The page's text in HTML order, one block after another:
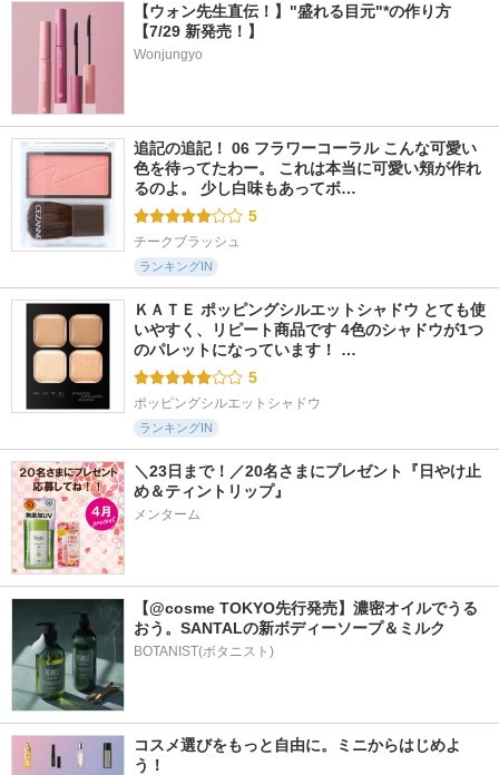
【ウォン先生直伝！】"盛れる目元"*の作り方
【7/29 新発売！】
Wonjungyo
追記の追記！ 06 フラワーコーラル こんな可愛い
色を待ってたわー。 これは本当に可愛い頬が作れ
るのよ。 少し白味もあってボ…
5
チークブラッシュ
ランキングIN
ＫＡＴＥ ポッピングシルエットシャドウ とても使
いやすく、リピート商品です 4色のシャドウが1つ
のパレットになっています！ …
5
ポッピングシルエットシャドウ
ランキングIN
＼23日まで！／20名さまにプレゼント『日やけ止
め＆ティントリップ』
メンターム
【@cosme TOKYO先行発売】濃密オイルでうる
おう。SANTALの新ボディーソープ＆ミルク
BOTANIST(ボタニスト)
コスメ選びをもっと自由に。ミニからはじめよ
う！